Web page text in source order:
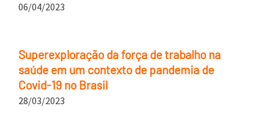
06/04/2023
Superexploração da força de trabalho na
saúde em um contexto de pandemia de
Covid-19 no Brasil
28/03/2023